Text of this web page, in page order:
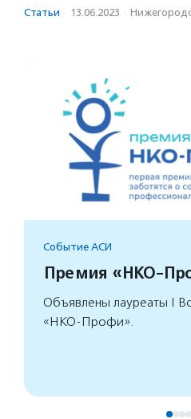
Статьи · 13.06.2023 ·
Событие АСИ
Премия «НКО-
Объявлены лауреаты I
«НКО-Профи».